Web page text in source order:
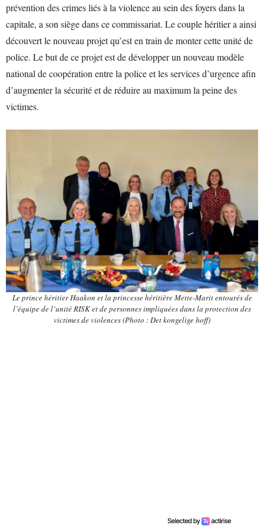
prévention des crimes liés à la violence au sein des foyers dans la
capitale, a son siège dans ce commissariat. Le couple héritier a ainsi
découvert le nouveau projet qu’est en train de monter cette unité de
police. Le but de ce projet est de développer un nouveau modèle
national de coopération entre la police et les services d’urgence afin
d’augmenter la sécurité et de réduire au maximum la peine des
victimes.
Le prince héritier Haakon et la princesse héritière Mette-Marit entourés de
l’équipe de l’unité RISK et de personnes impliquées dans la protection des
victimes de violences (Photo : Det kongelige hoff)